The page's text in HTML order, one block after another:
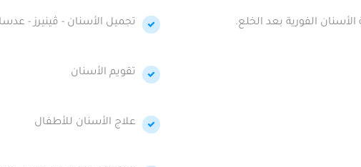
الفورية بعد الخلع. تجميل الأسنان - ڤينيرز -
تقويم الأسنان
علاج الأسنان للأطفال